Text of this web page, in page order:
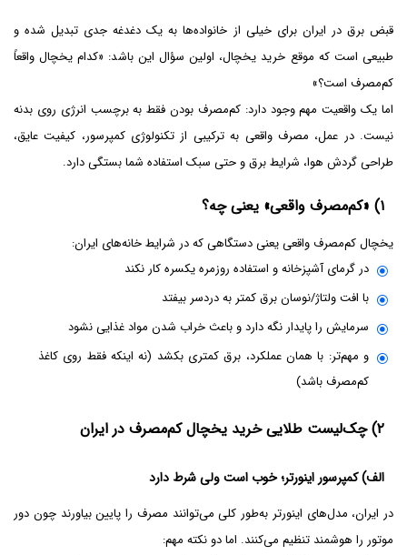
قبض برق در ایران برای خیلی از خانواده‌ها به یک دغدغه جدی تبدیل شده و
طبیعی است که موقع خرید یخچال، اولین سؤال این باشد: «کدام یخچال واقعاً
کم‌مصرف است؟»
اما یک واقعیت مهم وجود دارد: کم‌مصرف بودن فقط به برچسب انرژی روی بدنه
نیست. در عمل، مصرف واقعی به ترکیبی از تکنولوژی کمپرسور، کیفیت عایق،
طراحی گردش هوا، شرایط برق و حتی سبک استفاده شما بستگی دارد.
۱) «کم‌مصرف واقعی» یعنی چه؟
یخچال کم‌مصرف واقعی یعنی دستگاهی که در شرایط خانه‌های ایران:
در گرمای آشپزخانه و استفاده روزمره یکسره کار نکند
با افت ولتاژ/نوسان برق کمتر به دردسر بیفتد
سرمایش را پایدار نگه دارد و باعث خراب شدن مواد غذایی نشود
و مهم‌تر: با همان عملکرد، برق کمتری بکشد (نه اینکه فقط روی کاغذ
کم‌مصرف باشد)
۲) چک‌لیست طلایی خرید یخچال کم‌مصرف در ایران
الف) کمپرسور اینورتر؛ خوب است ولی شرط دارد
در ایران، مدل‌های اینورتر به‌طور کلی می‌توانند مصرف را پایین بیاورند چون دور
موتور را هوشمند تنظیم می‌کنند. اما دو نکته مهم: